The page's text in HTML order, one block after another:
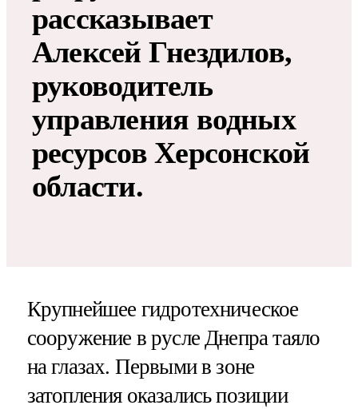
рассказывает
Алексей Гнездилов,
руководитель
управления водных
ресурсов Херсонской
области.
Крупнейшее гидротехническое
сооружение в русле Днепра таяло
на глазах. Первыми в зоне
затопления оказались позиции